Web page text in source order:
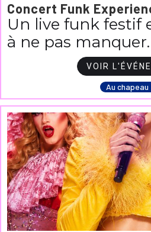
Concert Funk
Un live funk festif
à ne pas manquer.
VOIR
Au chapeau